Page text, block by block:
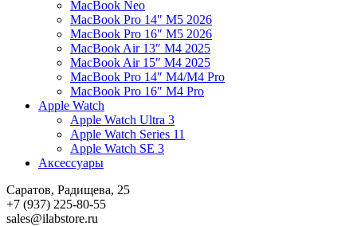
MacBook Neo
MacBook Pro 14″ M5 2026
MacBook Pro 16″ M5 2026
MacBook Air 13″ M4 2025
MacBook Air 15″ M4 2025
MacBook Pro 14″ M4/M4 Pro
MacBook Pro 16″ M4 Pro
Apple Watch
Apple Watch Ultra 3
Apple Watch Series 11
Apple Watch SE 3
Аксессуары
Саратов, Радищева, 25
+7 (937) 225-80-55
sales@ilabstore.ru